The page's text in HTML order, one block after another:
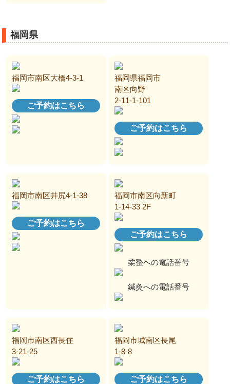
福岡県
福岡市南区大橋4-3-1
ご予約はこちら
福岡県福岡市
南区向野
2-11-1-101
ご予約はこちら
福岡市南区井尻4-1-38
ご予約はこちら
福岡市南区向新町
1-14-33 2F
ご予約はこちら
柔整への電話番号
鍼灸への電話番号
福岡市南区西長住
3-21-25
ご予約はこちら
福岡市城南区長尾
1-8-8
ご予約はこちら